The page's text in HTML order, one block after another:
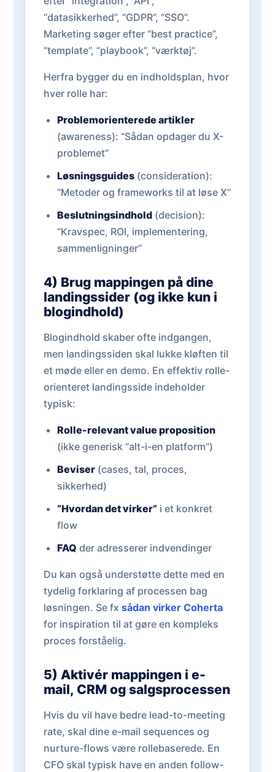
“datasikkerhed”, “GDPR”, “SSO”.
Marketing søger efter “best practice”,
“template”, “playbook”, “værktøj”.
Herfra bygger du en indholdsplan, hvor
hver rolle har:
Problemorienterede artikler
(awareness): “Sådan opdager du X-
problemet”
Løsningsguides(consideration):
“Metoder og frameworks til at løse X”
Beslutningsindhold(decision):
“Kravspec, ROI, implementering,
sammenligninger”
4) Brug mappingen på dine
landingssider (og ikke kun i
blogindhold)
Blogindhold skaber ofte indgangen,
men landingssiden skal lukke kløften til
et møde eller en demo. En effektiv rolle-
orienteret landingsside indeholder
typisk:
Rolle-relevant value proposition
(ikke generisk “alt-i-en platform”)
Beviser(cases, tal, proces,
sikkerhed)
“Hvordan det virker” i et konkret
flow
FAQ der adresserer indvendinger
Du kan også understøtte dette med en
tydelig forklaring af processen bag
løsningen. Se fx sådan virker Coherta
for inspiration til at gøre en kompleks
proces forståelig.
5) Aktivér mappingen i e-
mail, CRM og salgsprocessen
Hvis du vil have bedre lead-to-meeting
rate, skal dine e-mail sequences og
nurture-flows være rollebaserede. En
CFO skal typisk have en anden follow-